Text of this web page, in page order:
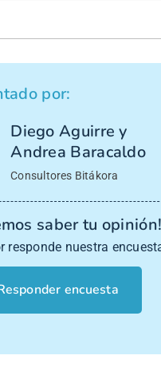
por:
Diego Aguirre y
Andrea Baracaldo
Consultores Bitákora
saber tu opinión!
responde nuestra
encuesta